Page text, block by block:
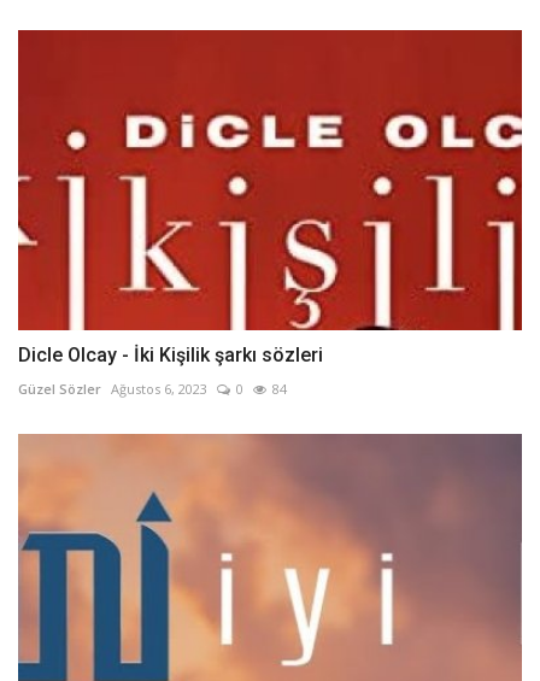
Dicle Olcay - İki Kişilik şarkı sözleri
Güzel Sözler Ağustos 6, 2023 0 84